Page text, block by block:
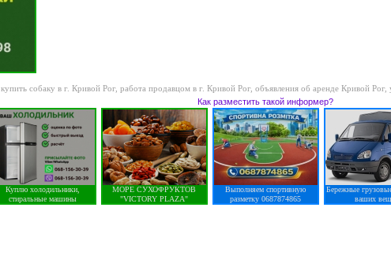
купить собаку в г. Кривой Рог, работа продавцом в г. Кривой Рог, объявления об аренде Кривой Рог,
Как разместить такой информер?
Куплю холодильники,
стиральные машины
МОРЕ СУХОФРУКТОВ
"VICTORY PLAZA"
Выполняем спортивную
разметку 0687874865
Бережные
ваших